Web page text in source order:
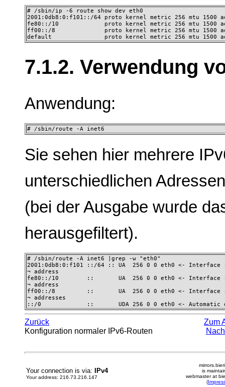
# /sbin/ip -6 route show dev eth0
2001:0db8:0:f101::/64 proto kernel metric 256 mtu 1500
fe80::/10             proto kernel metric 256 mtu 1500
ff00::/8              proto kernel metric 256 mtu 1500
default               proto kernel metric 256 mtu 1500
7.1.2. Verwendung
Anwendung:
# /sbin/route -A inet6
Sie sehen hier mehrere
unterschiedlichen
(bei der Ausgabe wurde
herausgefiltert).
# /sbin/route -A inet6 |grep -w "eth0"
2001:0db8:0:f101 ::/64 :: UA  256 0 0 eth0 <-
¬ address
fe80::/10        ::       UA  256 0 0 eth0 <- Interface
¬ address
ff00::/8         ::       UA  256 0 0 eth0 <- Interface
¬ addresses
::/0             ::       UDA 256 0 0 eth0 <- Automatic
Zurück
Zum
Konfiguration normaler IPv6-Routen
Your connection is via: IPv4
Your address: 216.73.216.147
is
webmaster at
(